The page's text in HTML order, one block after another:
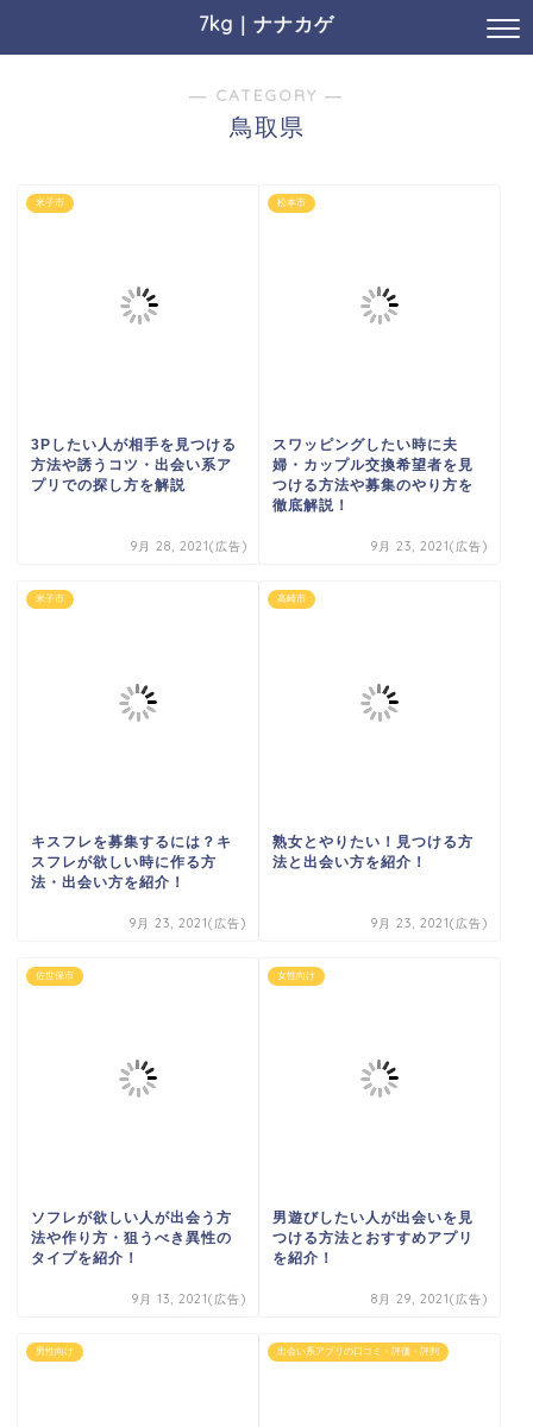
7kg｜ナナカゲ
― CATEGORY ―
鳥取県
米子市
3Pしたい人が相手を見つける
方法や誘うコツ・出会い系ア
プリでの探し方を解説
9月 28, 2021(広告)
松本市
スワッピングしたい時に夫
婦・カップル交換希望者を見
つける方法や募集のやり方を
徹底解説！
9月 23, 2021(広告)
米子市
キスフレを募集するには？キ
スフレが欲しい時に作る方
法・出会い方を紹介！
9月 23, 2021(広告)
高崎市
熟女とやりたい！見つける方
法と出会い方を紹介！
9月 23, 2021(広告)
佐世保市
ソフレが欲しい人が出会う方
法や作り方・狙うべき異性の
タイプを紹介！
9月 13, 2021(広告)
女性向け
男遊びしたい人が出会いを見
つける方法とおすすめアプリ
を紹介！
8月 29, 2021(広告)
男性向け 出会い系アプリの口コミ・評価・評判